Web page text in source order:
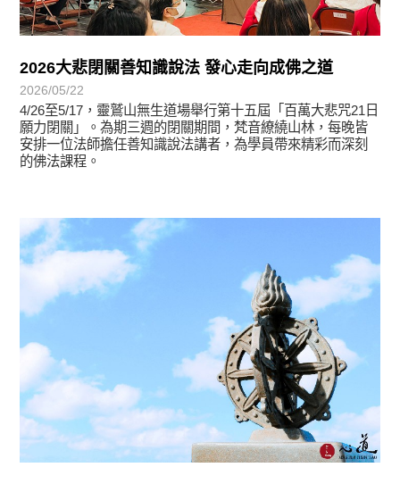
2026大悲閉關善知識說法 發心走向成佛之道
2026/05/22
4/26至5/17，靈鷲山無生道場舉行第十五屆「百萬大悲咒21日
願力閉關」。為期三週的閉關期間，梵音繚繞山林，每晚皆
安排一位法師擔任善知識說法講者，為學員帶來精彩而深刻
的佛法課程。